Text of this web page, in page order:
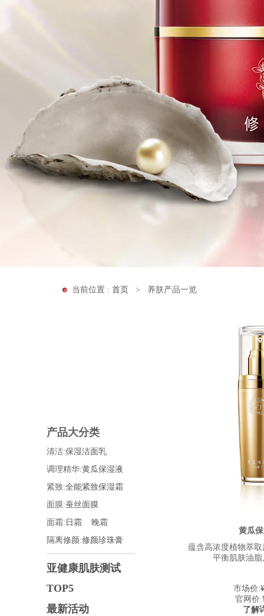
当前位置 : 首页 > 养肤产品一览
产品大分类
清洁:保湿洁面乳
调理精华:黄瓜保湿液
紧致:全能紧致保湿霜
面膜:蚕丝面膜
面霜: 日霜
晚霜
隔离修颜:修颜珍珠膏
亚健康肌肤测试
TOP5
最新活动
黄瓜
蕴含高浓度植物萃
平衡肌肤油
市场价:
官网价
了解